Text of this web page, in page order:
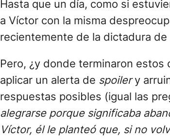
Hasta que un día, como si
a Víctor con la misma
recientemente de la dictadura de
Pero, ¿y donde terminaron estos
aplicar un alerta de spoilery
respuestas posibles (igual las
alegrarse porque significaba
Víctor, él le planteó que, si no